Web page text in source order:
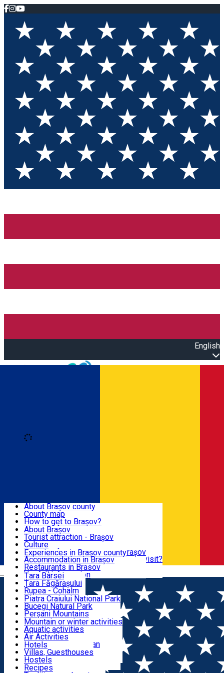
English
Română
BRAȘOV
EXPERIENCES
DESTINATIONS
NATURE
ACTIVE TOURISM
ACCOMMODATION
CULTURAL HERITAGE
About Brașov county
County map
How to get to Brașov?
Tourist Information Centers
Tourist Guides
Brașov Tourism Recommendations
Historical tourist attractions
What would a local recommend to visit?
Tourism news Brașov
Restaurants
About Brașov
Tourist attraction - Brașov
Culture
Tourist Information Center - Brașov
Accommodation in Brașov
Restaurants in Brasov
Usefull information
Experiences in Brașov county
Țara Bârsei
Țara Făgărașului
Rupea - Cohalm
ECO Destinations
Piatra Craiului National Park
Bucegi Natural Park
Perșani Mountains
Făgăraș Mountains
Postăvarul Peak
Măgura Codlei
Ciucaș Mountains
Protected areas
Other natural attractions
Speoturism
Mountain or winter activities
Aquatic activities
Air Activities
Adventure, Equestrian
Cycling, Running
Other activities
Hotels
Villas, Guesthouses
Hostels
Cottages
Recipes